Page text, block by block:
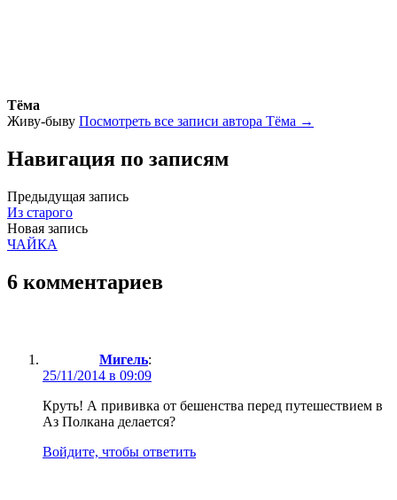
Тёма
Живу-быву Посмотреть все записи автора Тёма →
Навигация по записям
Предыдущая запись
Из старого
Новая запись
ЧАЙКА
6 комментариев
Мигель:
25/11/2014 в 09:09
Круть! А прививка от бешенства перед путешествием в
Аз Полкана делается?
Войдите, чтобы ответить